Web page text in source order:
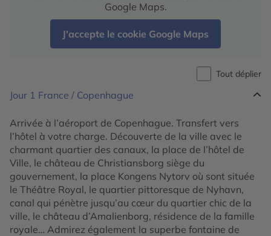
Google Maps.
J'accepte le cookie Google Maps
Tout déplier
Jour 1 France / Copenhague
Arrivée à l’aéroport de Copenhague. Transfert vers
l’hôtel à votre charge. Découverte de la ville avec le
charmant quartier des canaux, la place de l’hôtel de
Ville, le château de Christiansborg siège du
gouvernement, la place Kongens Nytorv où sont située
le Théâtre Royal, le quartier pittoresque de Nyhavn,
canal qui pénètre jusqu’au cœur du quartier chic de la
ville, le château d’Amalienborg, résidence de la famille
royale… Admirez également la superbe fontaine de